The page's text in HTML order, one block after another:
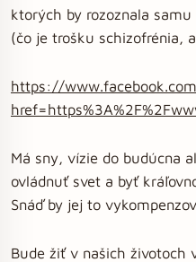
ktorých by rozoznala
(čo je trošku schizofrénia,
https://
Má sny, vízie do budúcna
ovládnuť svet a byť
Snáď by jej to
Bude žiť v našich životoch